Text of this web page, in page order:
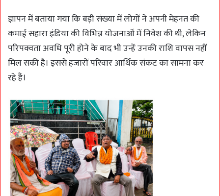
ज्ञापन में बताया गया कि बड़ी संख्या में लोगों ने अपनी मेहनत की
कमाई सहारा इंडिया की विभिन्न योजनाओं में निवेश की थी, लेकिन
परिपक्वता अवधि पूरी होने के बाद भी उन्हें उनकी राशि वापस नहीं
मिल सकी है। इससे हजारों परिवार आर्थिक संकट का सामना कर
रहे हैं।